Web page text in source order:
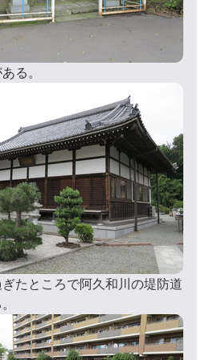
る。
たところで阿久和川の堤防道